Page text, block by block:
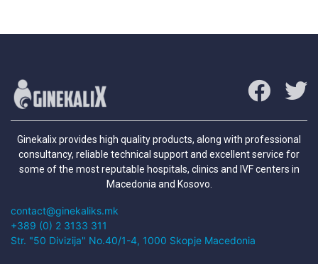
Ginekalix provides high quality products, along with professional
consultancy, reliable technical support and excellent service for
some of the most reputable hospitals, clinics and IVF centers in
Macedonia and Kosovo.
contact@ginekaliks.mk
+389 (0) 2 3133 311
Str. "50 Divizija" No.40/1-4, 1000 Skopje Macedonia